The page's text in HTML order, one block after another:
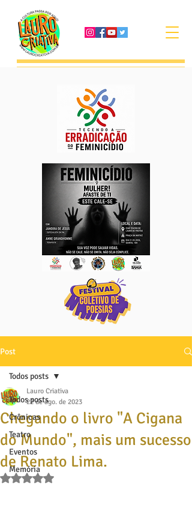
Post
Todos posts
Crônicas
Teatro
Eventos
Memória
Todos posts
Chegando o livro "A Cigana
do Mundo", mais um sucesso
de Renato Lima.
Lauro Criativa
22 de ago. de 2023
Avaliado com NaN de 5 estrelas.